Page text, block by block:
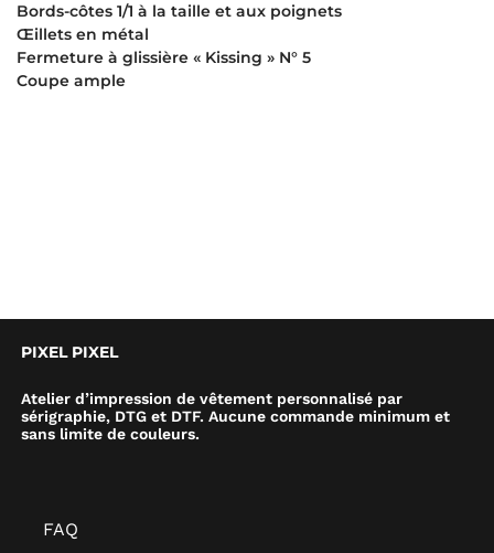
Bords-côtes 1/1 à la taille et aux poignets
Œillets en métal
Fermeture à glissière « Kissing » N° 5
Coupe ample
PIXEL PIXEL
Atelier d’impression de vêtement personnalisé par
sérigraphie, DTG et DTF. Aucune commande minimum et
sans limite de couleurs.
FAQ